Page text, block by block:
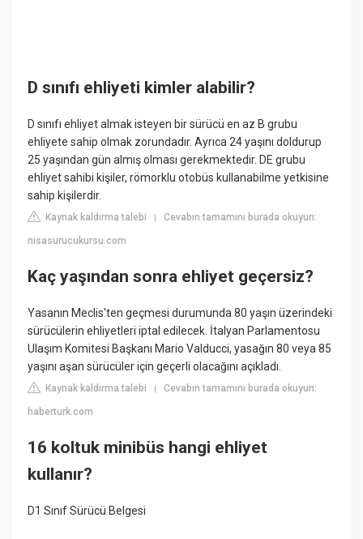
D sınıfı ehliyeti kimler alabilir?
D sınıfı ehliyet almak isteyen bir sürücü en az B grubu
ehliyete sahip olmak zorundadır. Ayrıca 24 yaşını doldurup
25 yaşından gün almış olması gerekmektedir. DE grubu
ehliyet sahibi kişiler, römorklu otobüs kullanabilme yetkisine
sahip kişilerdir.
Kaynak kaldırma talebi |Cevabın tamamını burada okuyun:
nisasurucukursu.com
Kaç yaşından sonra ehliyet geçersiz?
Yasanın Meclis'ten geçmesi durumunda 80 yaşın üzerindeki
sürücülerin ehliyetleri iptal edilecek. İtalyan Parlamentosu
Ulaşım Komitesi Başkanı Mario Valducci, yasağın 80 veya 85
yaşını aşan sürücüler için geçerli olacağını açıkladı.
Kaynak kaldırma talebi |Cevabın tamamını burada okuyun:
haberturk.com
16 koltuk minibüs hangi ehliyet
kullanır?
D1 Sınıf Sürücü Belgesi